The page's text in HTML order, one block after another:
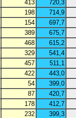
413
720,3
198
714,9
154
697,7
389
675,7
468
615,2
329
541,4
457
511,1
422
443,0
54
399,0
87
420,7
178
412,7
232
399,3